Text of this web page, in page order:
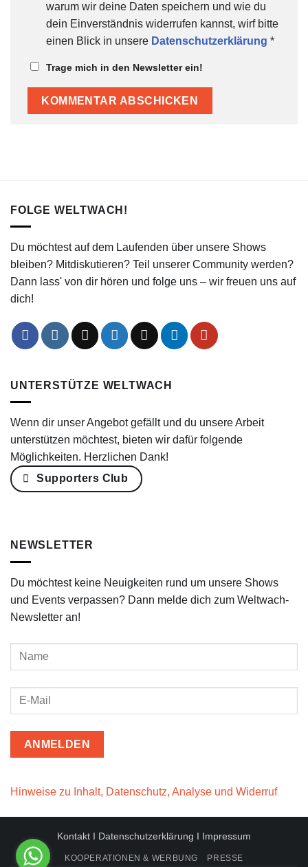
warum wir deine Daten speichern und wie du
dein Einverständnis widerrufen kannst, wirf bitte
einen Blick in unsere Datenschutzerklärung *
Trage mich in den Newsletter ein!
FOLGE WELTWACH!
Du möchtest auf dem Laufenden über unsere Shows
bleiben? Mitdiskutieren? Teil unserer Community werden?
Dann lass' von dir hören und folge uns – wir freuen uns auf
dich!
UNTERSTÜTZE WELTWACH
Wenn dir unser Angebot gefällt und du unsere Arbeit
unterstützen möchtest, bieten wir dafür folgende
Möglichkeiten. Herzlichen Dank!
Supporters Club
NEWSLETTER
Du möchtest keine Neuigkeiten rund um unsere Shows
und Events verpassen? Dann melde dich zum Weltwach-
Newsletter an!
Hinweise zu Inhalt, Datenschutz, Analyse und Widerruf
Kontakt I Datenschutzerklärung I Impressum
KOOPERATIONEN & WERBUNG PRESSE